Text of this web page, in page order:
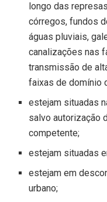
longo das
córregos, fundos
águas pluviais,
canalizações nas
transmissão de
faixas de domínio
estejam situadas
salvo autorização
competente;
estejam situadas
estejam em
urbano;